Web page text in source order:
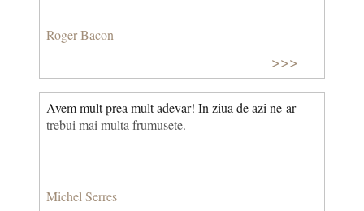
Roger Bacon
>>>
Avem mult prea mult adevar! In ziua de azi ne-ar
trebui mai multa frumusete.
Michel Serres